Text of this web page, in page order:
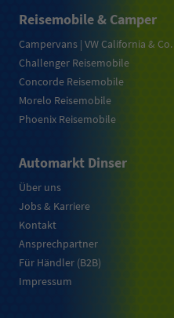
Reisemobile & Camper
Campervans | VW California & Co.
Challenger Reisemobile
Concorde Reisemobile
Morelo Reisemobile
Phoenix Reisemobile
Automarkt Dinser
Über uns
Jobs & Karriere
Kontakt
Ansprechpartner
Für Händler (B2B)
Impressum